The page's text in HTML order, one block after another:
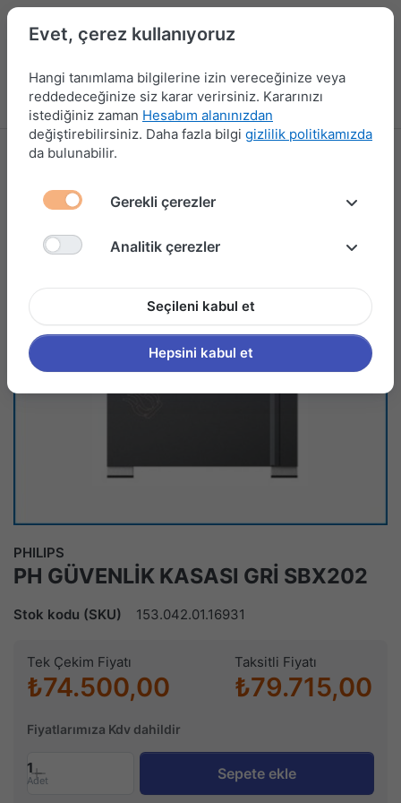
Menü Kampanyalar Yeni Ürünler Giriş yap
PHILIPS
PH GÜVENLİK KASASI GRİ SBX202
Stok kodu (SKU) 153.042.01.16931
Tek Çekim Fiyatı
₺74.500,00
Taksitli Fiyatı
₺79.715,00
Fiyatlarımıza Kdv dahildir
1
Adet Sepete ekle
Evet, çerez kullanıyoruz
Hangi tanımlama bilgilerine izin vereceğinize veya
reddedeceğinize siz karar verirsiniz. Kararınızı
istediğiniz zaman Hesabım alanınızdan
değiştirebilirsiniz. Daha fazla bilgi gizlilik politikamızda
da bulunabilir.
Gerekli çerezler
Analitik çerezler
Seçileni kabul et
Hepsini kabul et